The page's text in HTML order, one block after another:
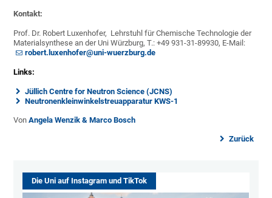
Kontakt:
Prof. Dr. Robert Luxenhofer, Lehrstuhl für Chemische Technologie der
Materialsynthese an der Uni Würzburg, T.: +49 931-31-89930, E-Mail:
robert.luxenhofer@uni-wuerzburg.de
Links:
Jüllich Centre for Neutron Science (JCNS)
Neutronenkleinwinkelstreuapparatur KWS-1
VonAngela Wenzik & Marco Bosch
Zurück
Die Uni auf Instagram und TikTok